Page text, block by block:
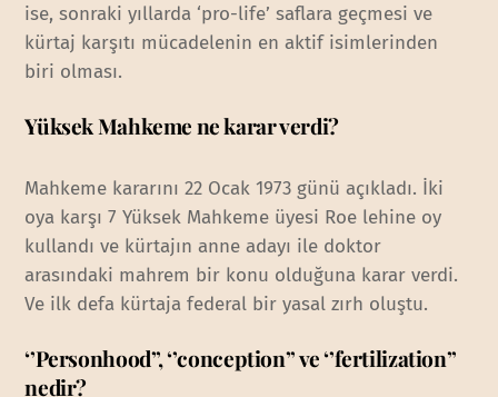
ise, sonraki yıllarda ‘pro-life’ saflara geçmesi ve
kürtaj karşıtı mücadelenin en aktif isimlerinden
biri olması.
Yüksek Mahkeme ne karar verdi?
Mahkeme kararını 22 Ocak 1973 günü açıkladı. İki
oya karşı 7 Yüksek Mahkeme üyesi Roe lehine oy
kullandı ve kürtajın anne adayı ile doktor
arasındaki mahrem bir konu olduğuna karar verdi.
Ve ilk defa kürtaja federal bir yasal zırh oluştu.
‘’Personhood’’, ‘’conception’’ ve ‘’fertilization’’
nedir?